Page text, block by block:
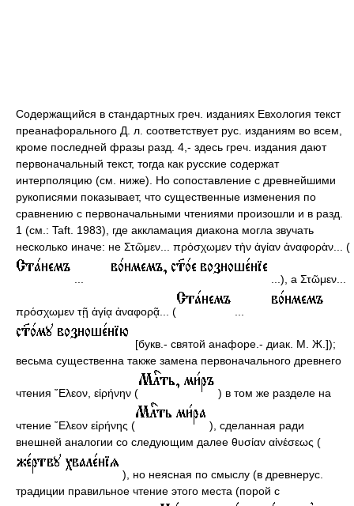
Содержащийся в стандартных греч. изданиях Евхология текст
преанафорального Д. л. соответствует рус. изданиям во всем,
кроме последней фразы разд. 4,- здесь греч. издания дают
первоначальный текст, тогда как русские содержат
интерполяцию (см. ниже). Но сопоставление с древнейшими
рукописями показывает, что существенные изменения по
сравнению с первоначальными чтениями произошли и в разд.
1 (см.: Taft. 1983), где аккламация диакона могла звучать
несколько иначе: не Στῶμεν... πρόσχωμεν τὴν ἁγίαν ἀναφορὰν... (
...), а Στῶμεν...
πρόσχωμεν τῇ ἁγίᾳ ἀναφορᾷ... (
[букв.- святой анафоре.- диак. М. Ж.]);
весьма существенна также замена первоначального древнего
чтения ῎Ελεον, εἰρήνην ( ) в том же разделе на
чтение ῎Ελεον εἰρήνης (
), сделанная ради
внешней аналогии со следующим далее θυσίαν αἰνέσεως (
), но неясная по смыслу (в древнерус.
традиции правильное чтение этого места (порой с